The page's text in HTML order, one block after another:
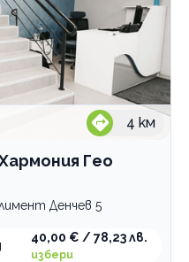
4 км
Гео
Денчев 5
40,00 € / 78,23 лв.
избери